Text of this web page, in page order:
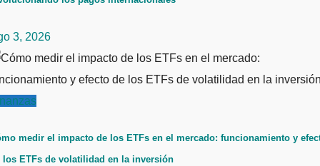
3, 2026
medir el impacto de los ETFs en el mercado: funcionamiento y
los ETFs de volatilidad en la inversión